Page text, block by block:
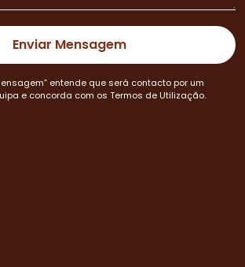
entende que será contacto por um
e concorda com os Termos de Utilização.